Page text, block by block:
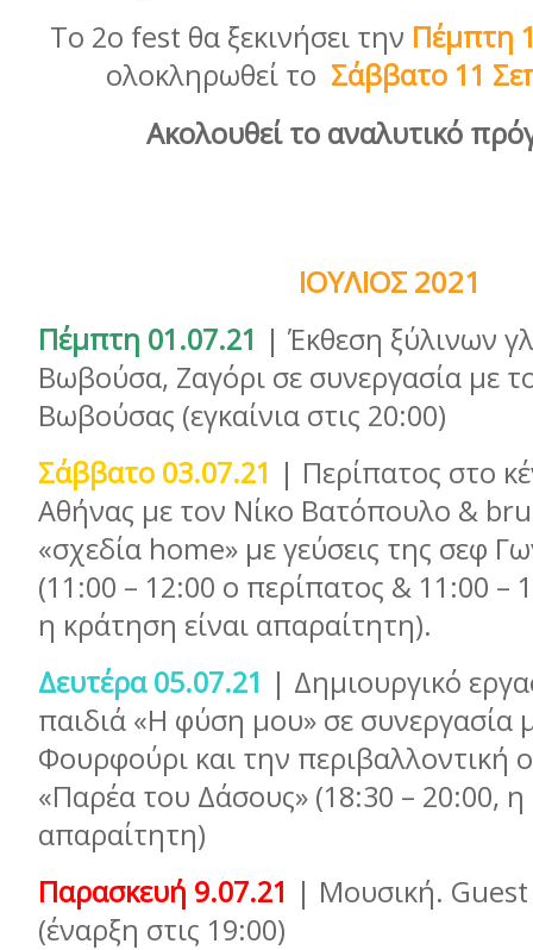
Το 2ο fest θα ξεκινήσει την Πέμπτη
ολοκληρωθεί το Σάββατο 11
Ακολουθεί το αναλυτικό
ΙΟΥΛΙΟΣ 2021
Πέμπτη 01.07.21 | Έκθεση ξύλινων
Βωβούσα, Ζαγόρι σε συνεργασία με
Βωβούσας (εγκαίνια στις 20:00)
Σάββατο 03.07.21 | Περίπατος στο
Αθήνας με τον Νίκο Βατόπουλο &
«σχεδία home» με γεύσεις της σεφ
(11:00 – 12:00 ο περίπατος & 11:00 –
η κράτηση είναι απαραίτητη).
Δευτέρα 05.07.21 | Δημιουργικό
παιδιά «Η φύση μου» σε συνεργασία
Φουρφούρι και την περιβαλλοντική
«Παρέα του Δάσους» (18:30 – 20:00, η
απαραίτητη)
Παρασκευή 9.07.21 | Μουσική.
(έναρξη στις 19:00)